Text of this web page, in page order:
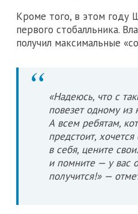
Кроме того, в этом году
первого стобалльника.
получил максимальные
«Надеюсь, что с
повезет одному из
А всем ребятам,
предстоит, хочется
в себя, цените
и помните — у вас
получится!» —